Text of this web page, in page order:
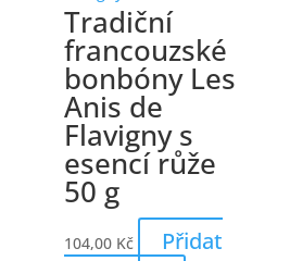
Tradiční
francouzské
bonbóny Les
Anis de
Flavigny s
esencí růže
50 g
104,00 Kč
Přidat